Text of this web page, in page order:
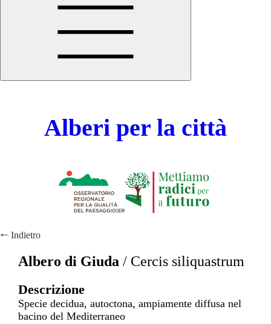
Alberi per la città
🠐 Indietro
Albero di Giuda / Cercis siliquastrum
Descrizione
Specie decidua, autoctona, ampiamente diffusa nel
bacino del Mediterraneo